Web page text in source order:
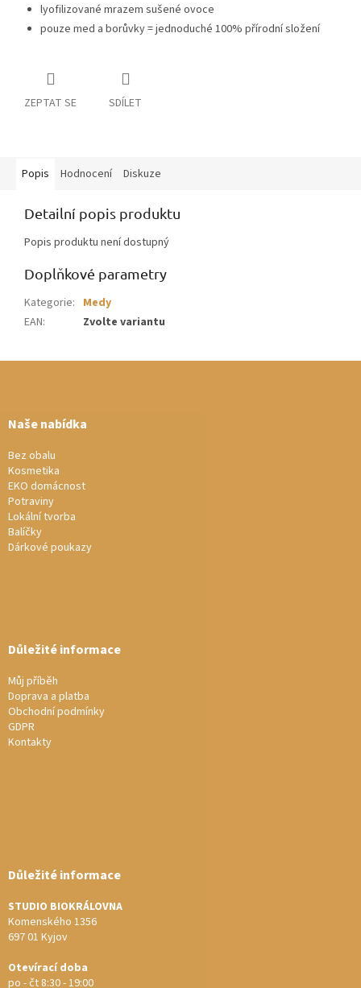
lyofilizované mrazem sušené ovoce
pouze med a borůvky = jednoduché 100% přírodní složení
ZEPTAT SE SDÍLET
Popis Hodnocení Diskuze
Detailní popis produktu
Popis produktu není dostupný
Doplňkové parametry
Kategorie: Medy
EAN: Zvolte variantu
Naše nabídka
Bez obalu
Kosmetika
EKO domácnost
Potraviny
Lokální tvorba
Balíčky
Dárkové poukazy
Důležité informace
Můj příběh
Doprava a platba
Obchodní podmínky
GDPR
Kontakty
Důležité informace
STUDIO BIOKRÁLOVNA
Komenského 1356
697 01 Kyjov
Otevírací doba
po - čt 8:30 - 19:00